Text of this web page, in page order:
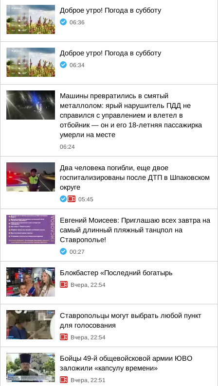
Доброе утро! Погода в субботу
06:36
Доброе утро! Погода в субботу
06:34
Машины превратились в смятый
металлолом: ярый нарушитель ПДД не
справился с управлением и влетел в
отбойник — он и его 18-летняя пассажирка
умерли на месте
06:24
Два человека погибли, еще двое
госпитализированы после ДТП в Шпаковском
округе
05:45
Евгений Моисеев: Приглашаю всех завтра на
самый длинный пляжный танцпол на
Ставрополье!
00:27
Блокбастер «Последний богатырь
Вчера, 22:54
Ставропольцы могут выбрать любой пункт
для голосования
Вчера, 22:54
Бойцы 49-й общевойсковой армии ЮВО
заложили «капсулу времени»
Вчера, 22:51